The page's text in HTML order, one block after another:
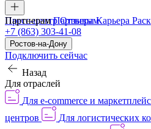
Пресс-центрОтзывыКарьера
ПартнерамПартнерам
+7 (863) 303-41-08
Ростов-на-Дону
Подключить сейчас
Назад
Для отраслей
Для e-commerce и
центров
Для логистических